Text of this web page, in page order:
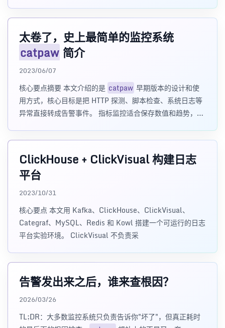
太卷了，史上最简单的监控系统
catpaw 简介
2023/06/07
核心要点摘要 本文介绍的是 catpaw 早期版本的设计和使
用方式，核心目标是把 HTTP 探测、脚本检查、系统日志等
异常直接转成告警事件。 指标监控适合保存数值和趋势，但
ClickHouse + ClickVisual 构建日志
平台
2023/10/31
核心要点 本文用 Kafka、ClickHouse、ClickVisual、
Categraf、MySQL、Redis 和 Kowl 搭建一个可运行的日志
平台实验环境。 ClickVisual 不负责采
告警发出来之后，谁来查根因？
2026/03/26
TL;DR：大多数监控系统只负责告诉你"坏了"，但真正耗时